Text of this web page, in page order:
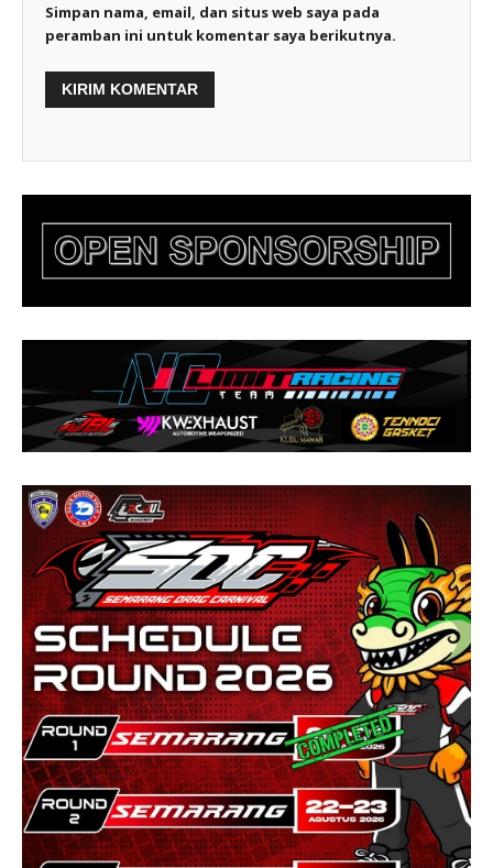
Simpan nama, email, dan situs web saya pada
peramban ini untuk komentar saya berikutnya.